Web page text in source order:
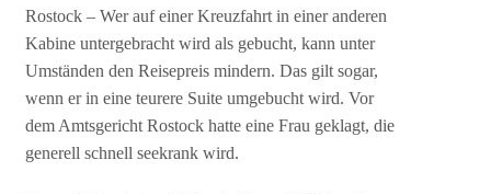
Rostock – Wer auf einer Kreuzfahrt in einer anderen
Kabine untergebracht wird als gebucht, kann unter
Umständen den Reisepreis mindern. Das gilt sogar,
wenn er in eine teurere Suite umgebucht wird. Vor
dem Amtsgericht Rostock hatte eine Frau geklagt, die
generell schnell seekrank wird.